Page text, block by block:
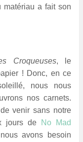
matériau a fait son
Croqueuses, le
! Donc, en ce
nous nous
nos carnets.
venir sans notre
jours de
No Mad
avons besoin